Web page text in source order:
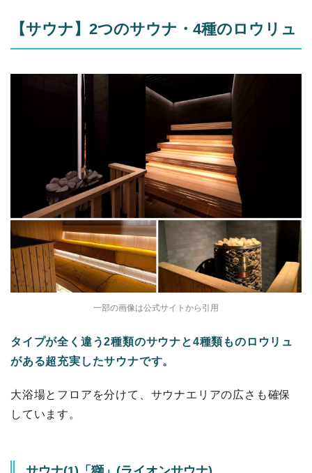
【サウナ】2つのサウナ・4種のロウリュ
一部の画像は公式サイトから引用
タイプが全く違う2種類のサウナと4種類ものロウリュ
がある超充実したサウナです。
大浴場とフロアを分けて、サウナエリアの広さも確保
しています。